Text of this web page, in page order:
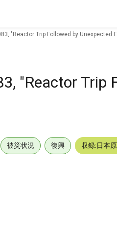
"Reactor Trip Followed by Unexpected
"Reactor Trip
被災状況 復興 収録:日本